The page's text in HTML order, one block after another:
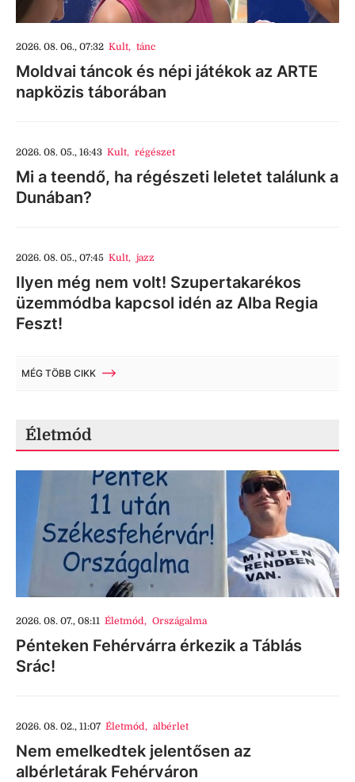
2026. 08. 06., 07:32 Kult, tánc
Moldvai táncok és népi játékok az ARTE
napközis táborában
2026. 08. 05., 16:43 Kult, régészet
Mi a teendő, ha régészeti leletet találunk a
Dunában?
2026. 08. 05., 07:45 Kult, jazz
Ilyen még nem volt! Szupertakarékos
üzemmódba kapcsol idén az Alba Regia
Feszt!
MÉG TÖBB CIKK
Életmód
2026. 08. 07., 08:11 Életmód, Országalma
Pénteken Fehérvárra érkezik a Táblás
Srác!
2026. 08. 02., 11:07 Életmód, albérlet
Nem emelkedtek jelentősen az
albérletárak Fehérváron